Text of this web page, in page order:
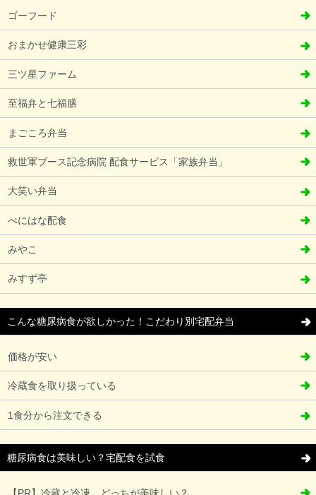
ゴーフード
おまかせ健康三彩
三ツ星ファーム
至福弁と七福膳
まごころ弁当
救世軍ブース記念病院 配食サービス「家族弁当」
大笑い弁当
べにはな配食
みやこ
みすず亭
こんな糖尿病食が欲しかった！こだわり別宅配弁当
価格が安い
冷蔵食を取り扱っている
1食分から注文できる
糖尿病食は美味しい？宅配食を試食